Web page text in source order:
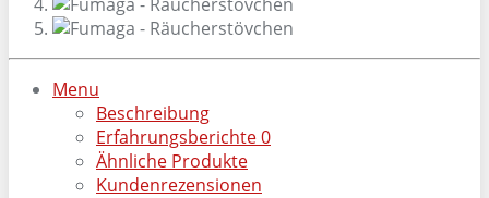
Menu
Beschreibung
Erfahrungsberichte0
Ähnliche Produkte
Kundenrezensionen